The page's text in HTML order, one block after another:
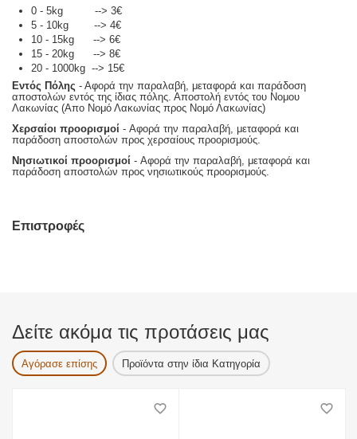
0 - 5kg --> 3€
5 - 10kg --> 4€
10 - 15kg --> 6€
15 - 20kg --> 8€
20 - 1000kg --> 15€
Εντός Πόλης - Αφορά την παραλαβή, μεταφορά και παράδοση
αποστολών εντός της ίδιας πόλης. Αποστολή εντός του Νομου
Λακωνίας (Απο Νομό Λακωνίας προς Νομό Λακωνίας)
Χερσαίοι προορισμοί - Αφορά την παραλαβή, μεταφορά και
παράδοση αποστολών προς χερσαίους προορισμούς.
Νησιωτικοί προορισμοί - Αφορά την παραλαβή, μεταφορά και
παράδοση αποστολών προς νησιωτικούς προορισμούς.
Επιστροφές
Δείτε ακόμα τις προτάσεις μας
Αγόρασε επίσης Προϊόντα στην ίδια Κατηγορία